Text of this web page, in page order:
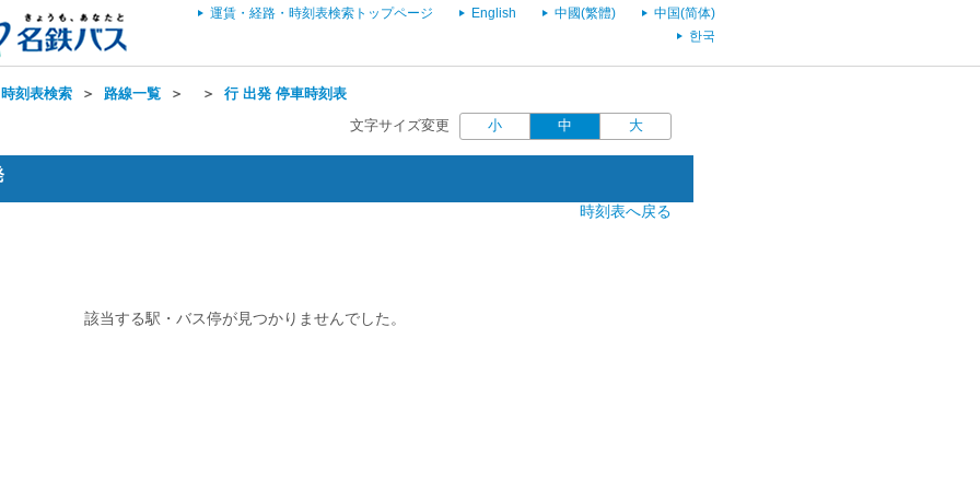
運賃・経路・時刻表検索トップページ English 中國(繁體)
中国(简体)
한국
刻表検索 ＞ 路線一覧 ＞ ＞ 行 出発 停車時刻表
文字サイズ変更 小 中 大
時刻表へ戻る
該当する駅・バス停が見つかりませんでした。